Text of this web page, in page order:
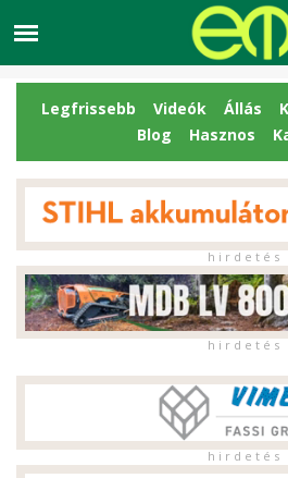
Legfrissebb Videók Állás
Blog
Hasznos
h i r d e t é s
h i r d e t é s
h i r d e t é s